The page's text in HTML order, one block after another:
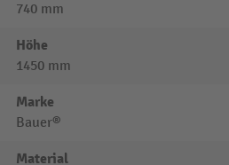
740 mm
Höhe
1450 mm
Marke
Bauer®
Material